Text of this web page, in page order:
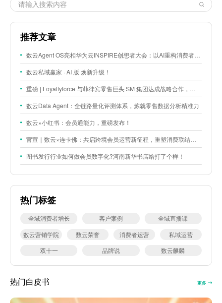
推荐文章
数云Agent OS亮相华为云INSPIRE创想者大会：以AI重构消费者运营与零售营销新范式
数云私域赢家 · AI 版 焕新升级！
重磅 | Loyaltyforce 与菲律宾零售巨头 SM 集团达成战略合作，携手开启 SMAC 会员数智化运营新征程
数云Data Agent：全链路量化评测体系，炼就零售数据分析精准力
数云×小红书：会员通能力，重磅发布！
官宣｜数云×连卡佛：共启跨境会员运营新征程，重塑消费联结新体验
图书发行行业如何做会员数字化?河南新华书店给打了个样！
热门标签
全域消费者增长 客户案例
全域直播课
数云营销学院
数云荣誉 消费者运营
私域运营
双十一
品牌说 数云麒麟
热门白皮书 更多